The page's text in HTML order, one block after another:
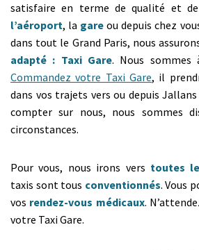
satisfaire en terme de qualité et
l’aéroport, la gare ou depuis chez
dans tout le Grand Paris, nous
adapté : Taxi Gare. Nous sommes
Commandez votre Taxi Gare, il
dans vos trajets vers ou depuis Jallans
compter sur nous, nous sommes
circonstances.
Pour vous, nous irons vers toutes
taxis sont tous conventionnés. Vous
vos rendez-vous médicaux.
votre Taxi Gare.